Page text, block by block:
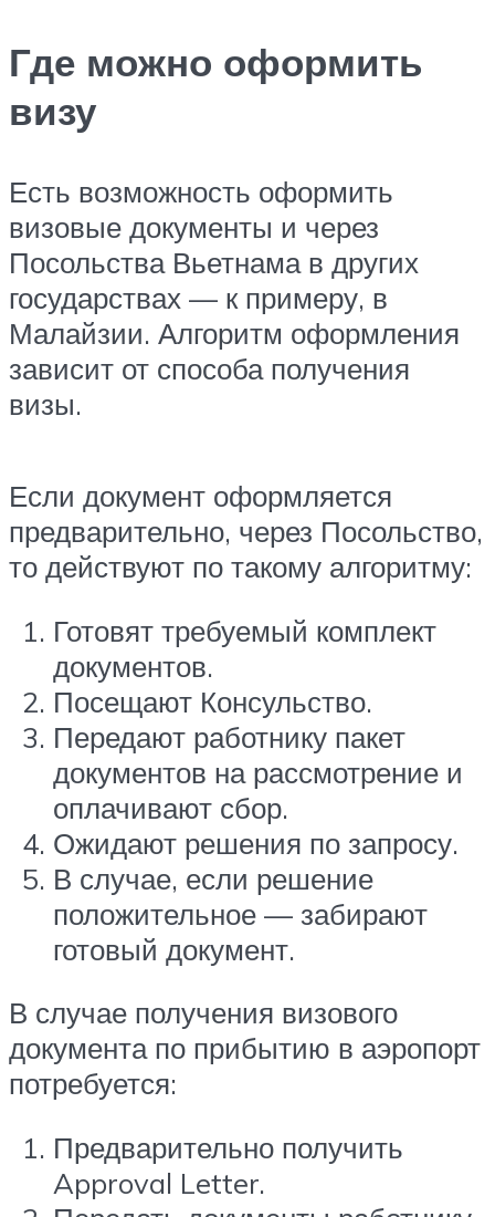
Где можно оформить
визу
Есть возможность оформить
визовые документы и через
Посольства Вьетнама в других
государствах — к примеру, в
Малайзии. Алгоритм оформления
зависит от способа получения
визы.
Если документ оформляется
предварительно, через Посольство,
то действуют по такому алгоритму:
Готовят требуемый комплект
документов.
Посещают Консульство.
Передают работнику пакет
документов на рассмотрение и
оплачивают сбор.
Ожидают решения по запросу.
В случае, если решение
положительное — забирают
готовый документ.
В случае получения визового
документа по прибытию в аэропорт
потребуется:
Предварительно получить
Approval Letter.